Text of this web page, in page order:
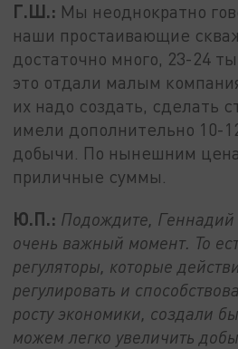
Г.Ш.: Мы неоднократно
наши простаивающие
достаточно много, 23-24
это отдали малым
их надо создать, сделать
имели дополнительно 10-
добычи. По нынешним
приличные суммы.
Ю.П.: Подождите,
очень важный момент. То
регуляторы, которые
регулировать и
росту экономики, создали
можем легко увеличить